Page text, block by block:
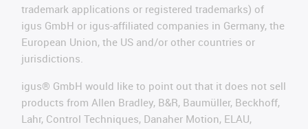
trademark applications or registered trademarks) of
igus GmbH or igus-affiliated companies in Germany, the
European Union, the US and/or other countries or
jurisdictions.
igus® GmbH would like to point out that it does not sell
products from Allen Bradley, B&R, Baumüller, Beckhoff,
Lahr, Control Techniques, Danaher Motion, ELAU,